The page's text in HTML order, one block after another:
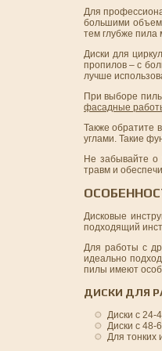
Для
большими
тем глубже пила
Диски для
пропилов – с
лучше
При выборе пилы
фасадные
Также обратите
углами. Такие
Не забывайте о
травм и
Дисковые
подходящий
Для работы с
идеально
пилы имеют
ДИСКИ ДЛЯ
Диски с 24-
Диски с 48-
Для тонких